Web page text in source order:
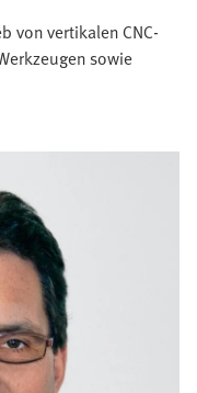
von vertikalen CNC-
sowie